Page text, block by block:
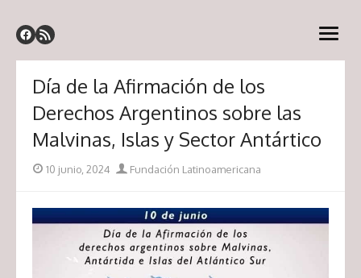
al
contenido
Fundal – Fundación
Latinoamericana
Fundación Latinoamericana
abrir
Día de la Afirmación de los
Derechos Argentinos sobre las
Malvinas, Islas y Sector Antártico
Publicada
10 junio, 2024 AutorFundación Latinoamericana